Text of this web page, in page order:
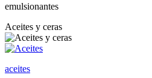
emulsionantes
Aceites y ceras
aceites